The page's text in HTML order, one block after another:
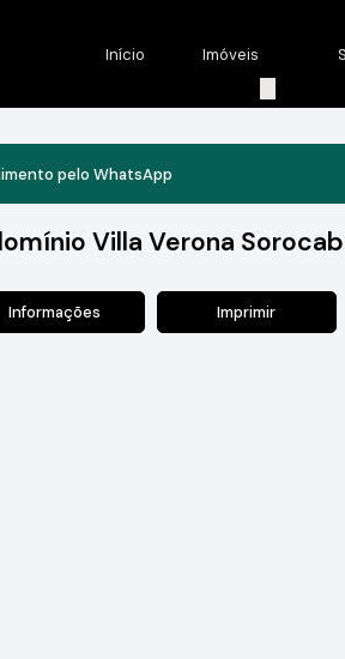
Imóveis
Início
pelo WhatsApp
Villa Verona
Informações Imprimir